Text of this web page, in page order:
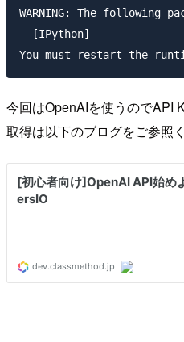
WARNING: The following
  [IPython]
今回はOpenAIを使うのでAPI
取得は以下のブログをご参照